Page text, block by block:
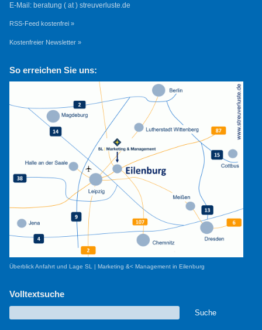
E-Mail: beratung ( at ) streuverluste.de
RSS-Feed kostenfrei »
Kostenfreier Newsletter »
So erreichen Sie uns:
Überblick Anfahrt und Lage SL | Marketing &< Management in Eilenburg
Volltextsuche